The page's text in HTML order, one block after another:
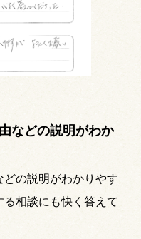
などの説明がわか
の説明がわかりやす
相談にも快く答えて